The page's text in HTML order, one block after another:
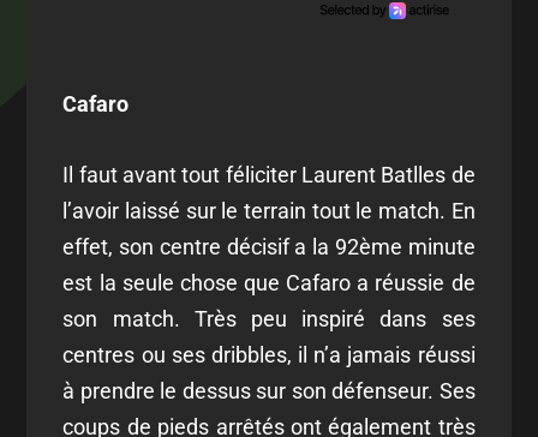
Cafaro
Il faut avant tout féliciter Laurent Batlles de
l’avoir laissé sur le terrain tout le match. En
effet, son centre décisif a la 92ème minute
est la seule chose que Cafaro a réussie de
son match. Très peu inspiré dans ses
centres ou ses dribbles, il n’a jamais réussi
à prendre le dessus sur son défenseur. Ses
coups de pieds arrêtés ont également très